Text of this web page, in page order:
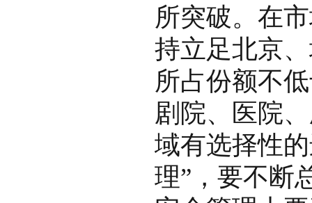
所突破。在
持立足北京
所占份额不
剧院、医院
域有选择性
理”，要不断